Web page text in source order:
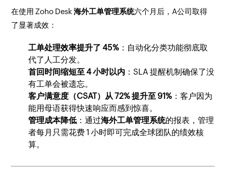
在使用 Zoho Desk海外工单管理系统六个月后，A公司取得
了显著成效：
工单处理效率提升了 45% ：自动化分类功能彻底取
代了人工分发。
首回时间缩短至 4 小时以内 ：SLA 提醒机制确保了没
有工单会被遗忘。
客户满意度（CSAT）从 72% 提升至 91% ：客户因为
能用母语获得快速响应而感到惊喜。
管理成本降低 ：通过海外工单管理系统的报表，管理
者每月只需花费 1 小时即可完成全球团队的绩效核
算。